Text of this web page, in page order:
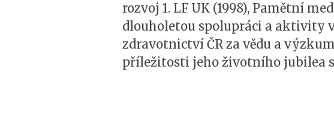
rozvoj 1. LF UK (1998), Pamětní
dlouholetou spolupráci a aktivity
zdravotnictví ČR za vědu a
příležitosti jeho životního jubilea